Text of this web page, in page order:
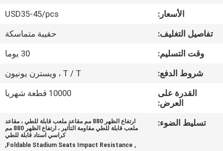
في
المعمل
مراقبة
الجودة
اتصل
الأسعار:
USD35-45/pcs
تفاصيل التغليف:
حقيبة متماسكة
وقت التسليم:
30 يوما
شروط الدفع:
T / T ، ويسترن يونيون
القدرة على
العرض:
10000 قطعة شهريا
تسليط الضوء:
ارتفاع الظهر 880 مم مقاعد ملعب قابلة للطي ، مقاعد
ملعب قابلة للطي مقاومة التأثير ، ارتفاع الظهر 880 مم
كراسي استاد قابلة للطي
,
Foldable Stadium Seats Impact Resistance
,